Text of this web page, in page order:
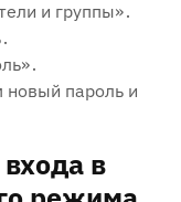
и группы»․
новый пароль и
в